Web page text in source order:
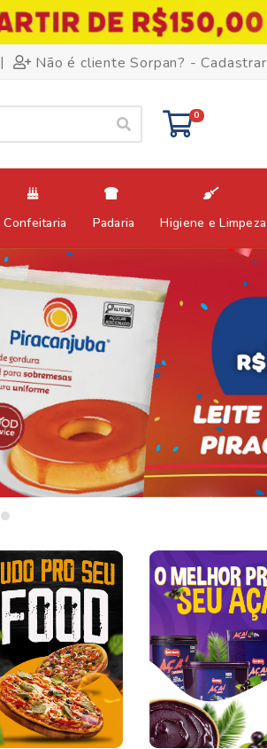
| Não é cliente Sorpan? - Cadastrar
0
Confeitaria Padaria Higiene e Limpeza